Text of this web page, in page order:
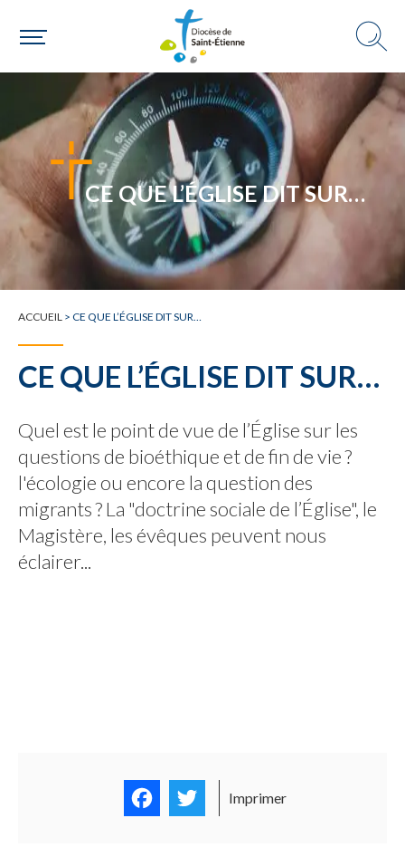
Une personne
Un mouvement
Choisir ma paroisse par commune
Une commune
CE QUE L’ÉGLISE DIT SUR…
ACCUEIL > CE QUE L’ÉGLISE DIT SUR…
CE QUE L’ÉGLISE DIT SUR…
Quel est le point de vue de l’Église sur les
questions de bioéthique et de fin de vie ?
l'écologie ou encore la question des
migrants ? La "doctrine sociale de l’Église", le
Magistère, les évêques peuvent nous
éclairer...
FacebookTwitter
Imprimer